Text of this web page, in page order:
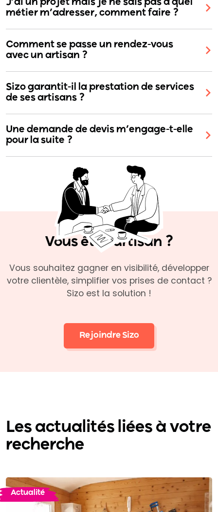
J’ai un projet mais je ne sais pas à quel
métier m’adresser, comment faire ?
Comment se passe un rendez-vous
avec un artisan ?
Sizo garantit-il la prestation de services
de ses artisans ?
Une demande de devis m’engage-t-elle
pour la suite ?
Vous êtes artisan ?
Vous souhaitez gagner en visibilité, développer
votre clientèle, simplifier vos prises de contact ?
Sizo est la solution !
Rejoindre Sizo
Les actualités liées à votre
recherche
Actualité